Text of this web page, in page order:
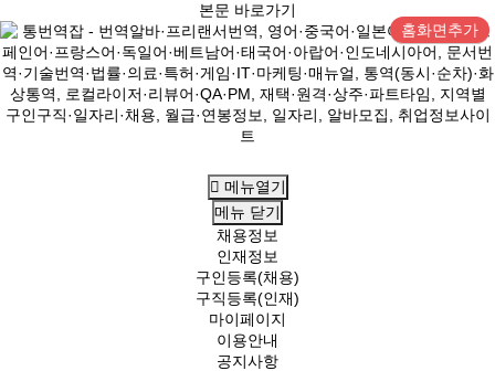
본문 바로가기
홈화면추가
메뉴열기
메뉴 닫기
채용정보
인재정보
구인등록(채용)
구직등록(인재)
마이페이지
이용안내
공지사항